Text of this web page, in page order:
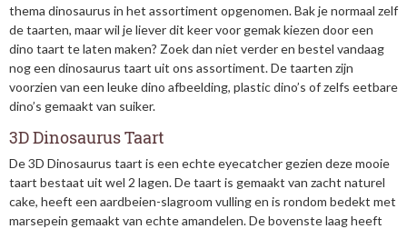
thema dinosaurus in het assortiment opgenomen. Bak je normaal zelf
de taarten, maar wil je liever dit keer voor gemak kiezen door een
dino taart te laten maken? Zoek dan niet verder en bestel vandaag
nog een dinosaurus taart uit ons assortiment. De taarten zijn
voorzien van een leuke dino afbeelding, plastic dino’s of zelfs eetbare
dino’s gemaakt van suiker.
3D Dinosaurus Taart
De 3D Dinosaurus taart is een echte eyecatcher gezien deze mooie
taart bestaat uit wel 2 lagen. De taart is gemaakt van zacht naturel
cake, heeft een aardbeien-slagroom vulling en is rondom bedekt met
marsepein gemaakt van echte amandelen. De bovenste laag heeft